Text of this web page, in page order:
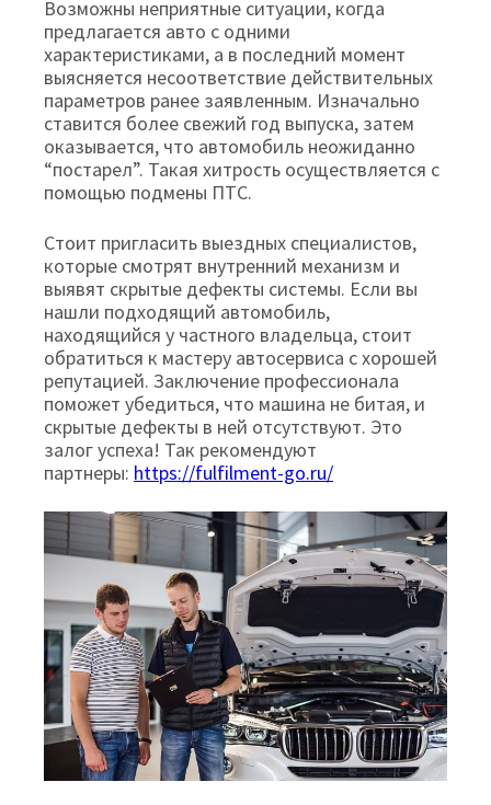
Возможны неприятные ситуации, когда
предлагается авто с одними
характеристиками, а в последний момент
выясняется несоответствие действительных
параметров ранее заявленным. Изначально
ставится более свежий год выпуска, затем
оказывается, что автомобиль неожиданно
“постарел”. Такая хитрость осуществляется с
помощью подмены ПТС.
Стоит пригласить выездных специалистов,
которые смотрят внутренний механизм и
выявят скрытые дефекты системы. Если вы
нашли подходящий автомобиль,
находящийся у частного владельца, стоит
обратиться к мастеру автосервиса с хорошей
репутацией. Заключение профессионала
поможет убедиться, что машина не битая, и
скрытые дефекты в ней отсутствуют. Это
залог успеха! Так рекомендуют
партнеры: https://fulfilment-go.ru/